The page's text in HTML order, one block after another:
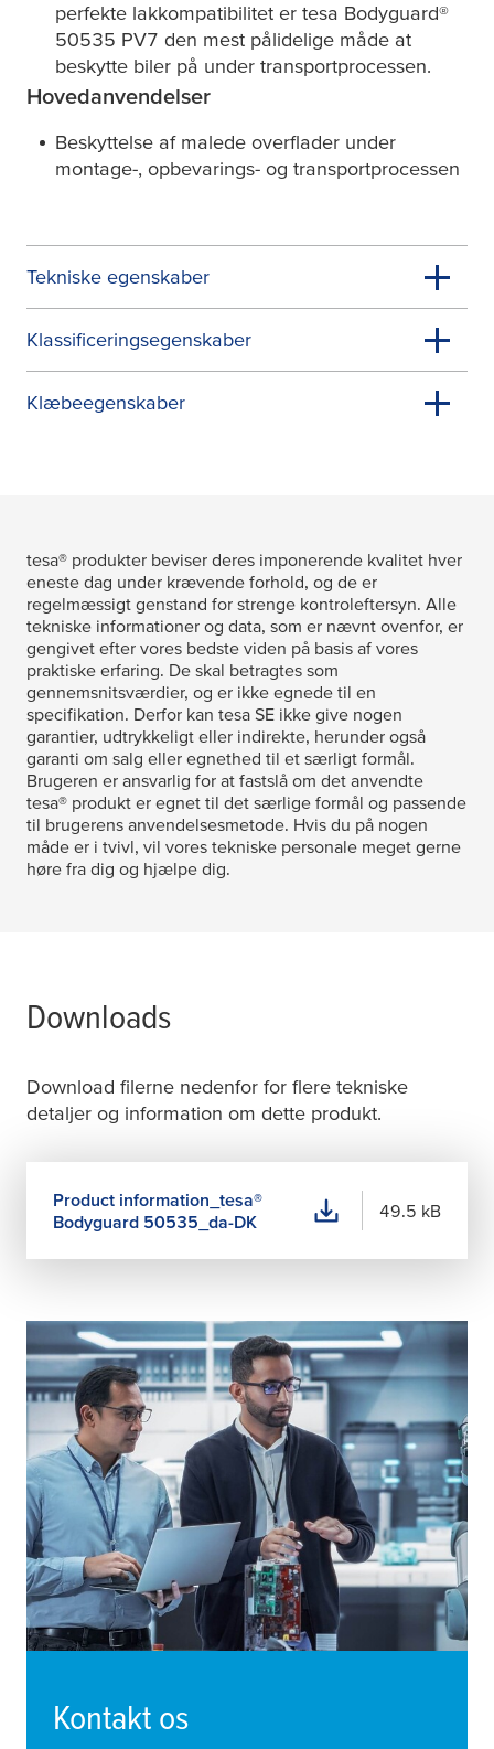
perfekte lakkompatibilitet er tesa Bodyguard®
50535 PV7 den mest pålidelige måde at
beskytte biler på under transportprocessen.
Hovedanvendelser
Beskyttelse af malede overflader under
montage-, opbevarings- og transportprocessen
Tekniske egenskaber
Klassificeringsegenskaber
Klæbeegenskaber
tesa® produkter beviser deres imponerende kvalitet hver
eneste dag under krævende forhold, og de er
regelmæssigt genstand for strenge kontroleftersyn. Alle
tekniske informationer og data, som er nævnt ovenfor, er
gengivet efter vores bedste viden på basis af vores
praktiske erfaring. De skal betragtes som
gennemsnitsværdier, og er ikke egnede til en
specifikation. Derfor kan tesa SE ikke give nogen
garantier, udtrykkeligt eller indirekte, herunder også
garanti om salg eller egnethed til et særligt formål.
Brugeren er ansvarlig for at fastslå om det anvendte
tesa® produkt er egnet til det særlige formål og passende
til brugerens anvendelsesmetode. Hvis du på nogen
måde er i tvivl, vil vores tekniske personale meget gerne
høre fra dig og hjælpe dig.
Downloads
Download filerne nedenfor for flere tekniske
detaljer og information om dette produkt.
Product information_ tesa®
Bodyguard 50535_da-DK
49.5 kB
Kontakt os